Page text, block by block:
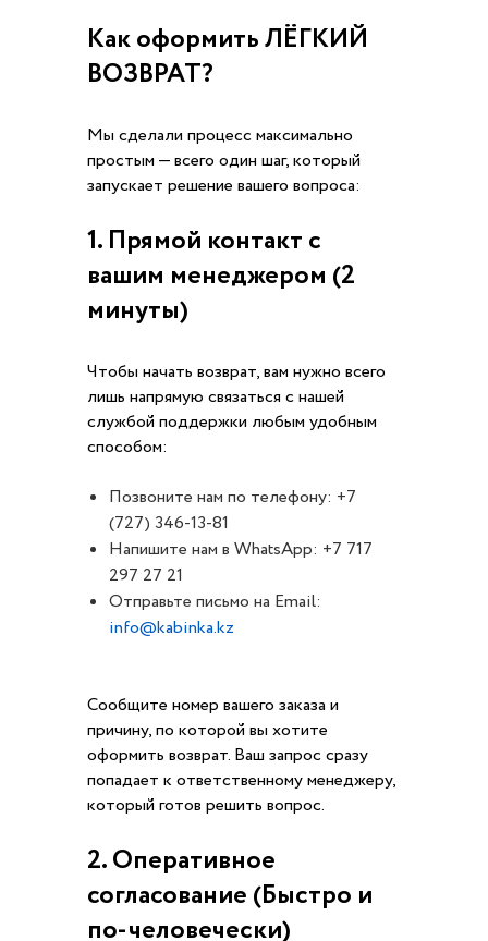
Как оформить ЛЁГКИЙ
ВОЗВРАТ?
Мы сделали процесс максимально
простым — всего один шаг, который
запускает решение вашего вопроса:
1. Прямой контакт с
вашим менеджером (2
минуты)
Чтобы начать возврат, вам нужно всего
лишь напрямую связаться с нашей
службой поддержки любым удобным
способом:
Позвоните нам по телефону: +7
(727) 346-13-81
Напишите нам в WhatsApp: +7 717
297 27 21
Отправьте письмо на Email:
info@kabinka.kz
Сообщите номер вашего заказа и
причину, по которой вы хотите
оформить возврат. Ваш запрос сразу
попадает к ответственному менеджеру,
который готов решить вопрос.
2. Оперативное
согласование (Быстро и
по-человечески)